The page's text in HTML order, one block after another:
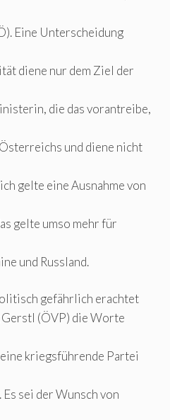
Eine Unterscheidung
diene nur dem Ziel der
die das vorantreibe,
und diene nicht
gelte eine Ausnahme von
gelte umso mehr für
und Russland.
gefährlich erachtet
(ÖVP) die Worte
kriegsführende Partei
sei der Wunsch von